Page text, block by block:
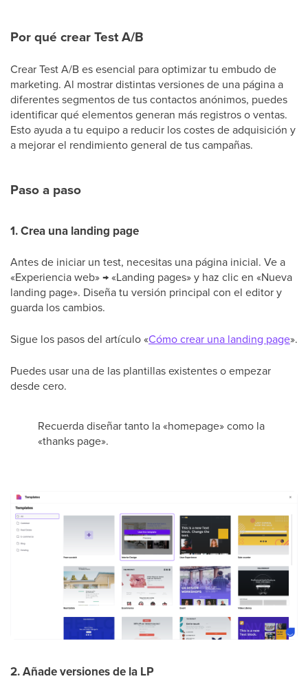
Por qué crear Test A/B
Crear Test A/B es esencial para optimizar tu embudo de
marketing. Al mostrar distintas versiones de una página a
diferentes segmentos de tus contactos anónimos, puedes
identificar qué elementos generan más registros o ventas.
Esto ayuda a tu equipo a reducir los costes de adquisición y
a mejorar el rendimiento general de tus campañas.
Paso a paso
1. Crea una landing page
Antes de iniciar un test, necesitas una página inicial. Ve a
«Experiencia web» → «Landing pages» y haz clic en «Nueva
landing page». Diseña tu versión principal con el editor y
guarda los cambios.
Sigue los pasos del artículo «Cómo crear una landing page».
Puedes usar una de las plantillas existentes o empezar
desde cero.
Recuerda diseñar tanto la «homepage» como la
«thanks page».
2. Añade versiones de la LP